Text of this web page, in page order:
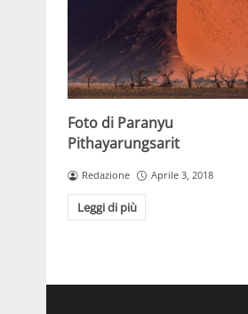
Foto di Paranyu
Pithayarungsarit
Redazione Aprile 3, 2018
Leggi di più